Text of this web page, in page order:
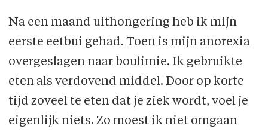
Na een maand uithongering heb ik mijn
eerste eetbui gehad. Toen is mijn anorexia
overgeslagen naar boulimie. Ik gebruikte
eten als verdovend middel. Door op korte
tijd zoveel te eten dat je ziek wordt, voel je
eigenlijk niets. Zo moest ik niet omgaan